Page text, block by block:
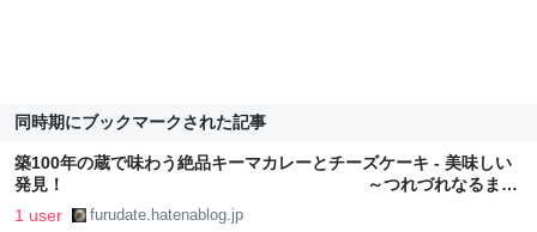
同時期にブックマークされた記事
築100年の蔵で味わう絶品キーマカレーとチーズケーキ - 美味しい
発見！ ～つれづれなるまま
に
1 user furudate.hatenablog.jp